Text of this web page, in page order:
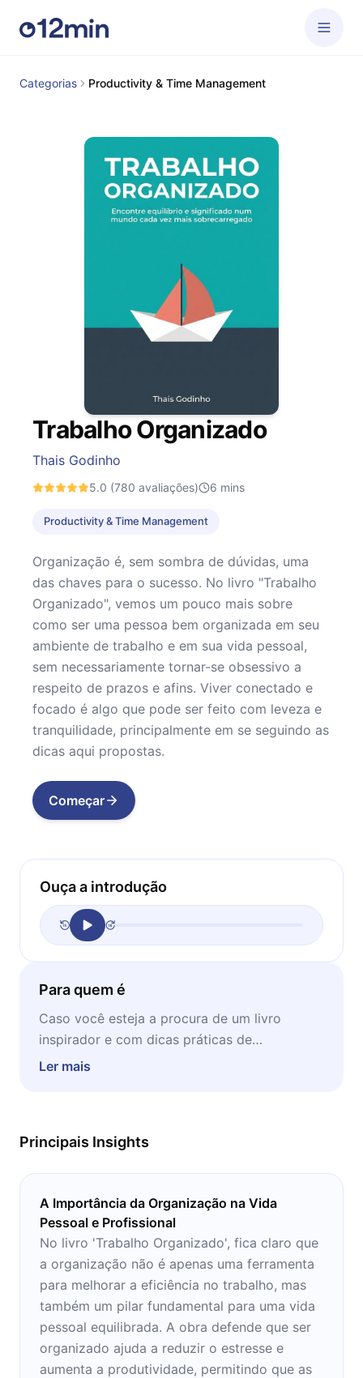
Categorias Productivity & Time Management
Trabalho Organizado
Thais Godinho
5.0 (780 avaliações) 6 mins
Productivity & Time Management
Organização é, sem sombra de dúvidas, uma
das chaves para o sucesso. No livro "Trabalho
Organizado", vemos um pouco mais sobre
como ser uma pessoa bem organizada em seu
ambiente de trabalho e em sua vida pessoal,
sem necessariamente tornar-se obsessivo a
respeito de prazos e afins. Viver conectado e
focado é algo que pode ser feito com leveza e
tranquilidade, principalmente em se seguindo as
dicas aqui propostas.
Começar
Ouça a introdução
Para quem é
Caso você esteja a procura de um livro
inspirador e com dicas práticas de
organização, esta é uma obra ideal para seu
Ler mais
Principais Insights
A Importância da Organização na Vida
Pessoal e Profissional
No livro 'Trabalho Organizado', fica claro que
a organização não é apenas uma ferramenta
para melhorar a eficiência no trabalho, mas
também um pilar fundamental para uma vida
pessoal equilibrada. A obra defende que ser
organizado ajuda a reduzir o estresse e
aumenta a produtividade, permitindo que as